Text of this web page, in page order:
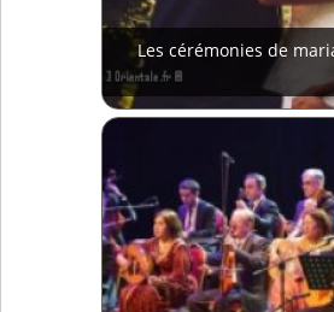
Les cérémonies de